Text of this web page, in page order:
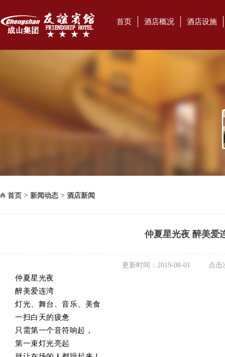
首页 酒店概况 酒店设施
首页 > 新闻动态 > 酒店新闻
仲夏星光夜 醉美爱
更新时间：2019-08-01 点击
仲夏星光夜
醉美爱连湾
灯光、舞台、音乐、 美食
一扫白天的疲惫
只需第一个音符响起，
第一束灯光亮起